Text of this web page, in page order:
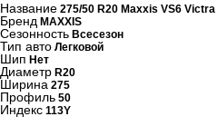
Название 275/50 R20 Maxxis VS6 Victra
Бренд MAXXIS
Сезонность Всесезон
Тип авто Легковой
Шип Нет
Диаметр R20
Ширина 275
Профиль 50
Индекс 113Y